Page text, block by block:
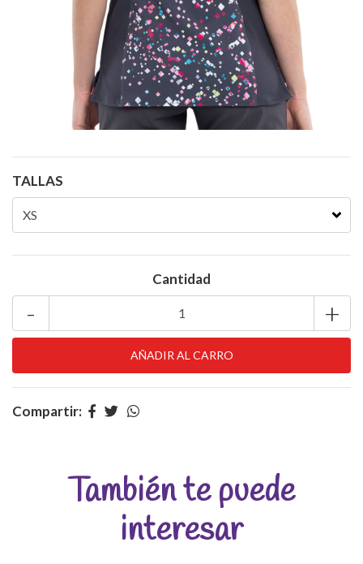
TALLAS
Cantidad
+
-
Compartir:
También te puede
interesar